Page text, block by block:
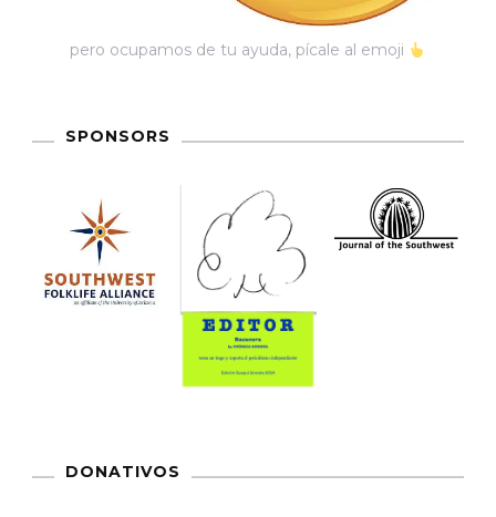
pero ocupamos de tu ayuda, pícale al emoji
SPONSORS
DONATIVOS